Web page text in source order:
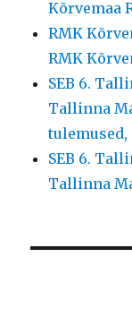
Kõrvemaa
RMK
RMK
SEB 6.
Tallinna
SEB 6.
Tallinna